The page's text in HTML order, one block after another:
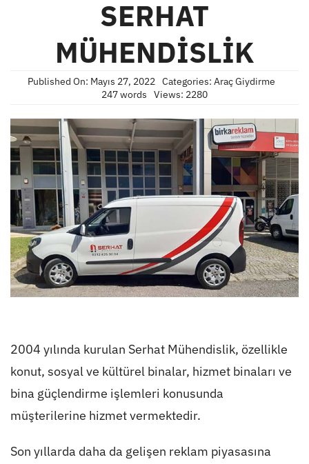
SERHAT
MÜHENDİSLİK
Published On: Mayıs 27, 2022 Categories: Araç Giydirme
247 words
Views: 2280
2004 yılında kurulan Serhat Mühendislik, özellikle
konut, sosyal ve kültürel binalar, hizmet binaları ve
bina güçlendirme işlemleri konusunda
müşterilerine hizmet vermektedir.
Son yıllarda daha da gelişen reklam piyasasına